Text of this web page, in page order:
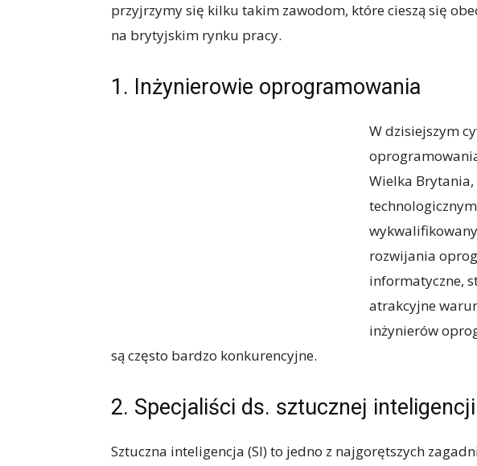
przyjrzymy się kilku takim zawodom, które cieszą się
na brytyjskim rynku pracy.
1. Inżynierowie oprogramowania
W dzisiejszym
Wielka
rozwijania
informatyczne,
atrakcyjne
inżynierów
są często bardzo konkurencyjne.
2. Specjaliści ds. sztucznej inteligencji
Sztuczna inteligencja (SI) to jedno z najgorętszych